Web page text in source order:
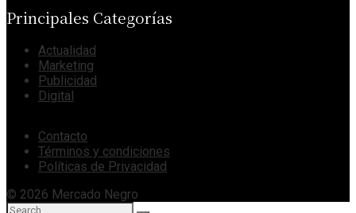
Principales Categorías
Actualidad
Marketing
Publicidad
Digital
Contacto
Términos y condiciones
Políticas de Privacidad
© 2026 Mercado Negro